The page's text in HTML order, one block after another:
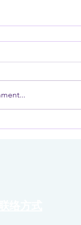
启动新加坡 NAND